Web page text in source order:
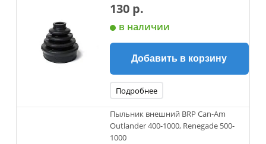
130 р.
в наличии
Добавить в корзину
Подробнее
Пыльник внешний BRP Can-Am
Outlander 400-1000, Renegade 500-
1000